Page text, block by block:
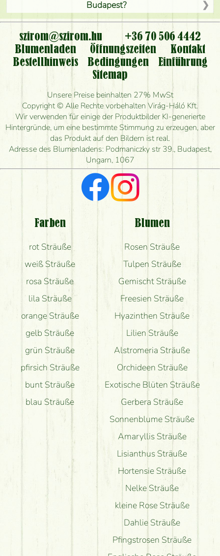
Budapest?
Ist der Blumenladen non stop geöffnet?
Kann ich den bestellten Blumenstrauß persönlich
nehmen oder nur per Blumenversand?
Ist eine Bestellung für ländliche Gebiete möglich?
Wie lange kann ich heute Blumen mit Lieferung
bestellen?
Wie schnell können Sie den Blumenstrauß
herstellen und wann können Sie ihn frühestens
liefern?
Ich suche rote Rosen, hast du welche?
Welche Rückmeldungen bekomme ich zum
Bekomme ich wirklich, was auf dem Bild zu sehen
szirom@szirom.hu
+36 70 506 4442
Blumenladen
Öffnungszeiten
Kontakt
Bestellhinweis
Bedingungen
Einführung
Sitemap
Unsere Preise beinhalten 27% MwSt
Copyright © Alle Rechte vorbehalten Virág-Háló Kft.
Wir verwenden für einige der Produktbilder KI-generierte
Hintergründe, um eine bestimmte Stimmung zu erzeugen, aber
das Produkt auf den Bildern ist real.
Adresse des Blumenladens: Podmaniczky str 39., Budapest,
Ungarn, 1067
Farben
rot Sträuße
weiß Sträuße
rosa Sträuße
lila Sträuße
orange Sträuße
gelb Sträuße
grün Sträuße
pfirsich Sträuße
bunt Sträuße
blau Sträuße
Blumen
Rosen Sträuße
Tulpen Sträuße
Gemischt Sträuße
Freesien Sträuße
Hyazinthen Sträuße
Lilien Sträuße
Alstromeria Sträuße
Orchideen Sträuße
Exotische Blüten Sträuße
Gerbera Sträuße
Sonnenblume Sträuße
Amaryllis Sträuße
Lisianthus Sträuße
Hortensie Sträuße
Nelke Sträuße
kleine Rose Sträuße
Dahlie Sträuße
Pfingstrosen Sträuße